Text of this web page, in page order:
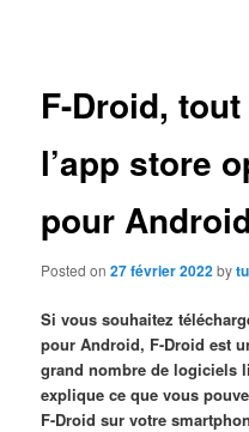
F-Droid,
l’app store
pour
Posted on27 février 2022by
Si vous souhaitez
pour Android, F-Droid est
grand nombre de logiciels
explique ce que vous
F-Droid sur votre